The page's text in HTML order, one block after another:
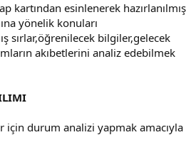
kartından esinlenerek hazırlanılmış
yönelik konuları
sırlar,öğrenilecek bilgiler,gelecek
akıbetlerini analiz edebilmek
için durum analizi yapmak amacıyla